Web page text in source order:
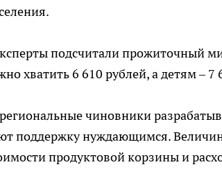
подсчитали прожиточный
хватить 6 610 рублей, а детям – 7
чиновники
поддержку нуждающимся.
продуктовой корзины и